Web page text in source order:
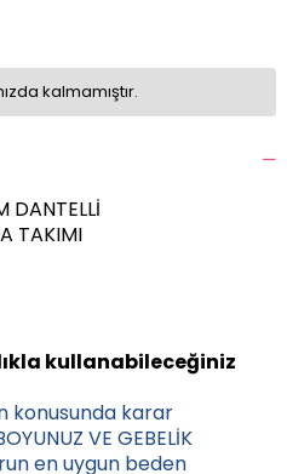
kalmamıştır.
DANTELLİ
TAKIMI
kullanabileceğiniz
konusunda karar
VE GEBELİK
en uygun beden